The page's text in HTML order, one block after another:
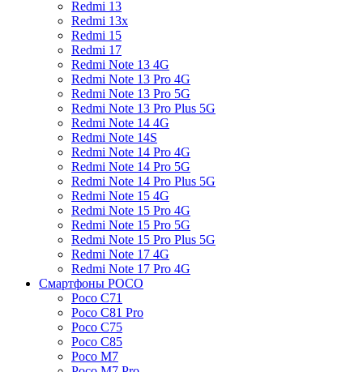
Redmi 13
Redmi 13x
Redmi 15
Redmi 17
Redmi Note 13 4G
Redmi Note 13 Pro 4G
Redmi Note 13 Pro 5G
Redmi Note 13 Pro Plus 5G
Redmi Note 14 4G
Redmi Note 14S
Redmi Note 14 Pro 4G
Redmi Note 14 Pro 5G
Redmi Note 14 Pro Plus 5G
Redmi Note 15 4G
Redmi Note 15 Pro 4G
Redmi Note 15 Pro 5G
Redmi Note 15 Pro Plus 5G
Redmi Note 17 4G
Redmi Note 17 Pro 4G
Смартфоны POCO
Poco C71
Poco C81 Pro
Poco C75
Poco C85
Poco M7